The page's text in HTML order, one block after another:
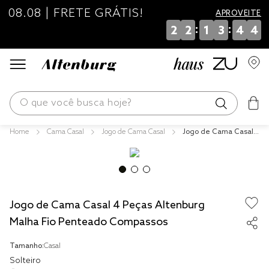
08.08 | FRETE GRÁTIS! APROVEITE
2 2 : 1 3 : 4 4
O que você busca hoje?
Cama Casal Jogo de Cama Casal
Jogo de Cama Casal
Jogo de Cama Casal 4 Peças Altenburg
Malha Fio Penteado Compassos
Tamanho:Casal
Solteiro
fronha
jogos cama
travesseiro